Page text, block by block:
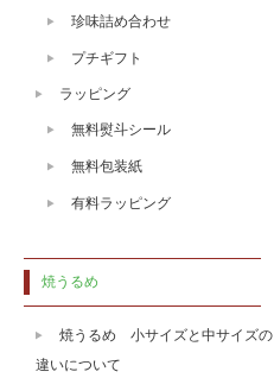
珍味詰め合わせ
プチギフト
ラッピング
無料熨斗シール
無料包装紙
有料ラッピング
焼うるめ
焼うるめ 小サイズと中サイズの
違いについて